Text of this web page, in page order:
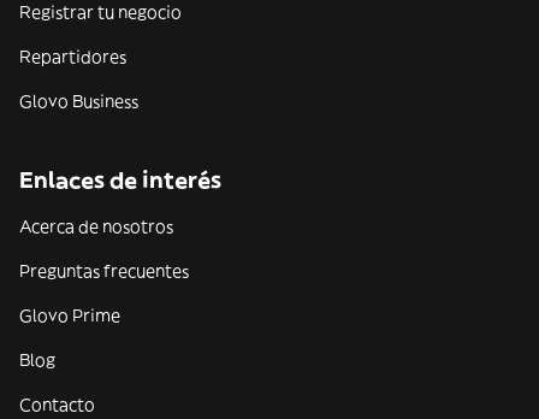
Registrar tu negocio
Repartidores
Glovo Business
Enlaces de interés
Acerca de nosotros
Preguntas frecuentes
Glovo Prime
Blog
Contacto